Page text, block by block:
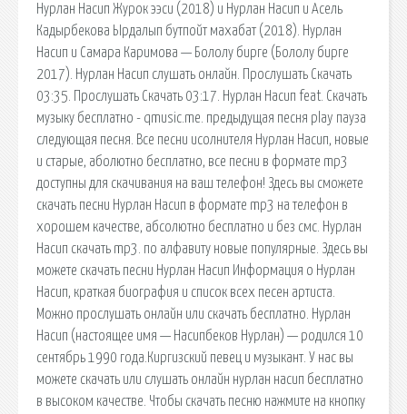
Нурлан Насип Журок ээси (2018) и Нурлан Насип и Асель
Кадырбекова Ырдалып бутпойт махабат (2018). Нурлан
Насип и Самара Каримова — Бололу бирге (Бололу бирге
2017). Нурлан Насип слушать онлайн. Прослушать Скачать
03:35. Прослушать Скачать 03:17. Нурлан Насип feat. Скачать
музыку бесплатно - qmusic.me. предыдущая песня play пауза
следующая песня. Все песни исолнителя Нурлан Насип, новые
и старые, аболютно бесплатно, все песни в формате mp3
доступны для скачивания на ваш телефон! Здесь вы сможете
скачать песни Нурлан Насип в формате mp3 на телефон в
хорошем качестве, абсолютно бесплатно и без смс. Нурлан
Насип скачать mp3. по алфавиту новые популярные. Здесь вы
можете скачать песни Нурлан Насип Информация о Нурлан
Насип, краткая биография и список всех песен артиста.
Можно прослушать онлайн или скачать бесплатно. Нурлан
Насип (настоящее имя — Насипбеков Нурлан) — родился 10
сентябрь 1990 года.Киргизский певец и музыкант. У нас вы
можете скачать или слушать онлайн нурлан насип бесплатно
в высоком качестве. Чтобы скачать песню нажмите на кнопку